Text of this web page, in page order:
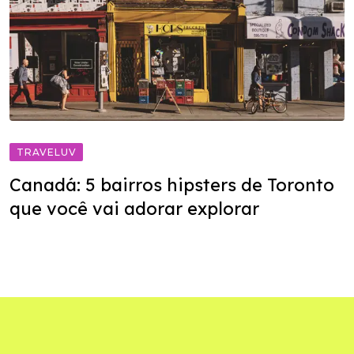
TRAVELUV
Canadá: 5 bairros hipsters de Toronto
que você vai adorar explorar